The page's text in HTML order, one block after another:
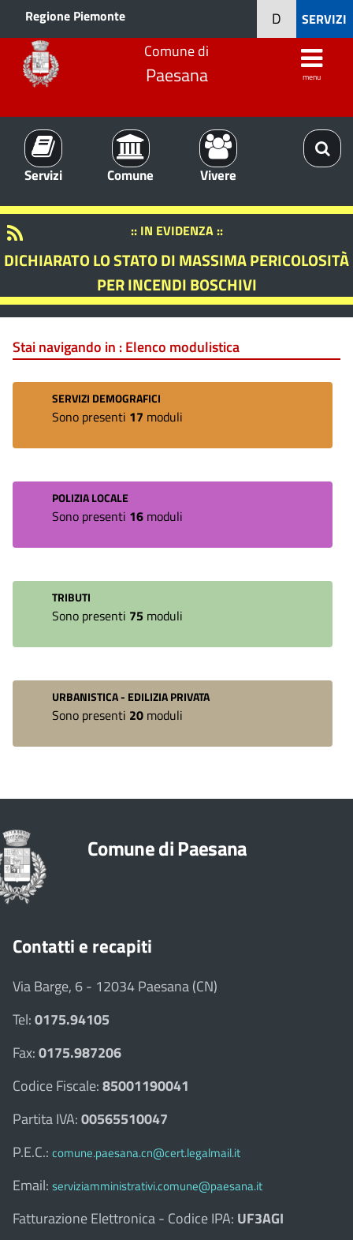
Regione Piemonte SERVIZI
D
Comune di
Paesana menu
Servizi Comune Vivere
:: IN EVIDENZA ::
DICHIARATO LO STATO DI MASSIMA PERICOLOSITÀ
PER INCENDI BOSCHIVI
Stai navigando in :Elenco modulistica
SERVIZI DEMOGRAFICI
Sono presenti 17 moduli
POLIZIA LOCALE
Sono presenti 16 moduli
TRIBUTI
Sono presenti 75 moduli
URBANISTICA - EDILIZIA PRIVATA
Sono presenti 20 moduli
Comune di Paesana
Contatti e recapiti
Via Barge, 6 - 12034 Paesana (CN)
Tel:0175.94105
Fax:0175.987206
Codice Fiscale:85001190041
Partita IVA:00565510047
P.E.C.: comune.paesana.cn@cert.legalmail.it
Email: serviziamministrativi.comune@paesana.it
Fatturazione Elettronica - Codice IPA: UF3AGI